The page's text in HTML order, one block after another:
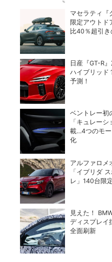
マセラティ『
限定アウトド
比40％超引
日産『GT-R
ハイブリッド
予測！
ベントレー初
「キュレー
載…4つのモ
化
アルファロメ
「イブリダ
レ」140台限
見えた！
ディスプレイ
全面刷新